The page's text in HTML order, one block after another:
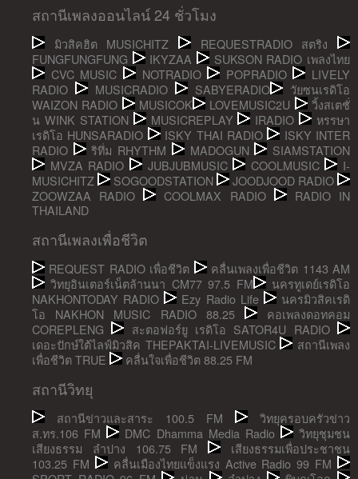
สถานีเพลงออนไลน์ 24 ชั่วโมง
มิวสิคฮิต MUSICHITZ
REQUESTRADIO สตริง
FUNGFUNGFUNG
IKYZAA
SUKSON RADIO เพลงไทย
CVC MUSIC
NOTRADIO POPRADIO
LIVELY
RADIO
MUSICRADIO SABYERADIO
วัยซนเรดิโอ
WAIZON RADIO
MUSICOK LOVEMUSIC2U
วิ้งสเตชั่
น WINK STATION
MUSICREPLAY IRADIO
หรรษา
เรดิโอ HUNSARADIO
ISKY THAI RADIO
ISKY INTER
RADIO
ริทึ่ม RHYTHM MADOGUN
SIAMSTATION
MVZA RADIO
JUBJUBMUSIC COOLMUSIC
I-
MUSICHITZ
SOGOODSTATION
JOODJOOD RADIO
ZOOWZAA RADIO
COOLMAX RADIO
RADIO IN
THAILAND
สถานีเพลงเพื่อชีวิต
REQUEST RADIO เพื่อชีวิต
คลื่นเพลงเพื่อชีวิต 1143 AM
วิทยุอินเตอร์เน็ตล้านนา CM77 97.5 FM
นครทูเดย์เรดิโอ
NAKHONTODAY RADIO
Ezy Radio Life
นครมิวสิคเรดิ
โอ NAKHON MUSIC RADIO 88.25
คอเพลงดอทคอม
COREPLENG
สะตอฟอร์ยู เรดิโอ SATOR4U RADIO
เดอะปักษ์ใต้ไลฟ์มิวสิค THEPAKTAI-LIVEMUSIC
สถานีเพลง
เพื่อชีวิต TRUE
คลื่นใจเพื่อชีวิต 88.25 FM
สถานีวิทยุ
สถานีข่าวและสาระ 100.5 FM
วิทยุครอบครัวข่าว
ส.ทร.106 FM
DMC Dhamma Media Radio
วิทยุชุมชน
เสียงธรรม ลำปาง 106.75 FM
เสียงธรรมเพื่อประชาชน
103.25 FM
คลื่นเมืองไทยแข็งแรง Active Radio 99 FM